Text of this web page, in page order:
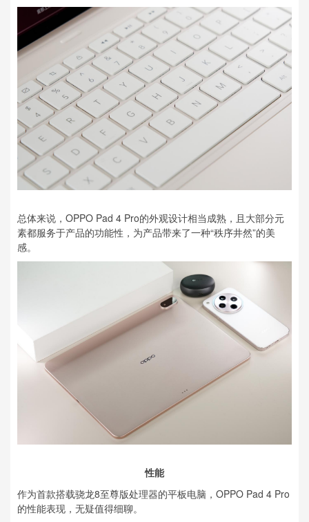
总体来说，OPPO Pad 4 Pro的外观设计相当成熟，且大部分元
素都服务于产品的功能性，为产品带来了一种“秩序井然”的美
感。
性能
作为首款搭载骁龙8至尊版处理器的平板电脑，OPPO Pad 4 Pro
的性能表现，无疑值得细聊。